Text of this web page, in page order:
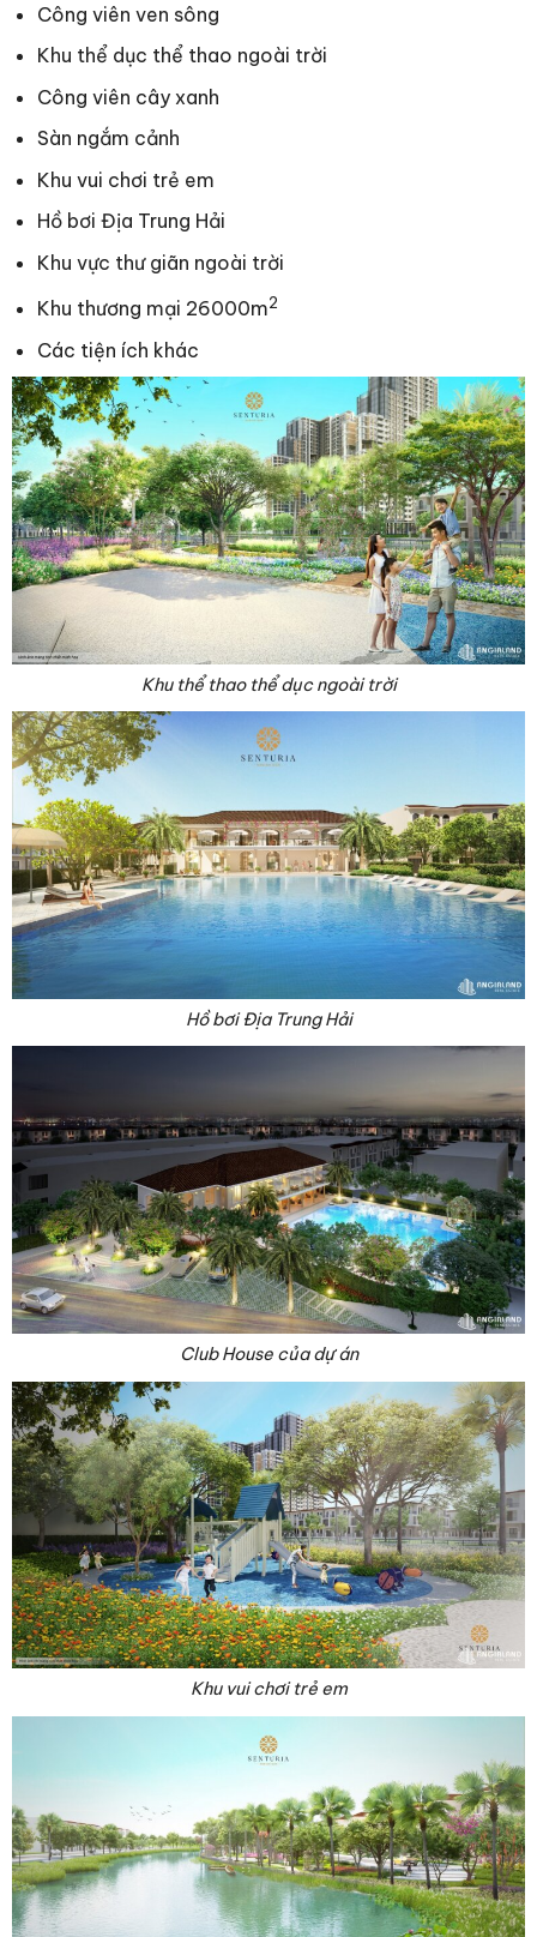
Công viên ven sông
Khu thể dục thể thao ngoài trời
Công viên cây xanh
Sàn ngắm cảnh
Khu vui chơi trẻ em
Hồ bơi Địa Trung Hải
Khu vực thư giãn ngoài trời
Khu thương mại 26000m2
Các tiện ích khác
Khu thể thao thể dục ngoài trời
Hồ bơi Địa Trung Hải
Club House của dự án
Khu vui chơi trẻ em